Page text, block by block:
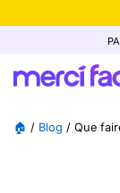
-30% de
🏠 / Blog / Que